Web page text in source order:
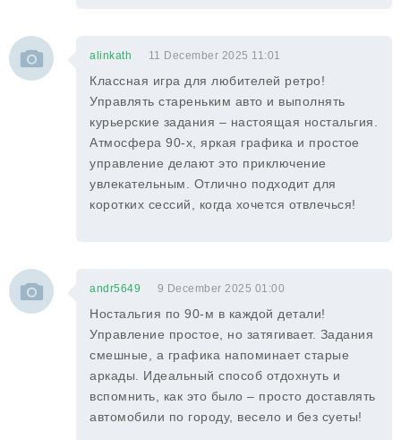
alinkath 11 December 2025 11:01
Классная игра для любителей ретро!
Управлять стареньким авто и выполнять
курьерские задания – настоящая ностальгия.
Атмосфера 90-х, яркая графика и простое
управление делают это приключение
увлекательным. Отлично подходит для
коротких сессий, когда хочется отвлечься!
andr5649 9 December 2025 01:00
Ностальгия по 90-м в каждой детали!
Управление простое, но затягивает. Задания
смешные, а графика напоминает старые
аркады. Идеальный способ отдохнуть и
вспомнить, как это было – просто доставлять
автомобили по городу, весело и без суеты!